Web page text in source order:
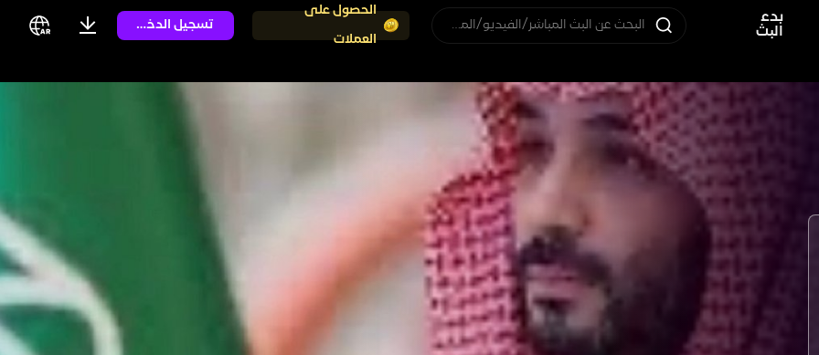
بدء
البث
البحث عن البث المباشر/الفيديو/المستخدم
الحصول على
العملات
تسجيل الدخول